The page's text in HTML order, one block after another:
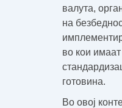
валута,
на
во кои
готовина.
Во овој